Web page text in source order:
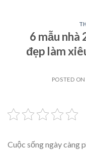
6 mẫu nhà
đẹp làm
POSTED ON
Cuộc sống ngày càng